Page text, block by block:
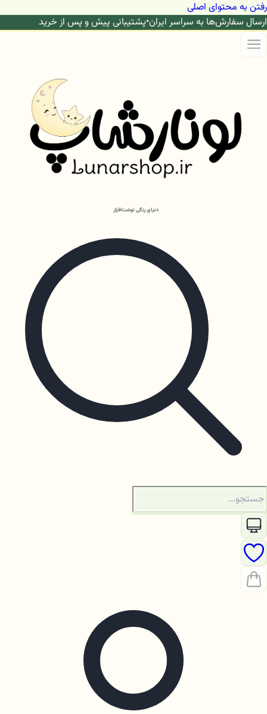
رفتن به محتوای اصلی
ارسال سفارش‌ها به سراسر ایران•پشتیبانی پیش و پس از خرید
دنیای رنگی نوشت‌افزار